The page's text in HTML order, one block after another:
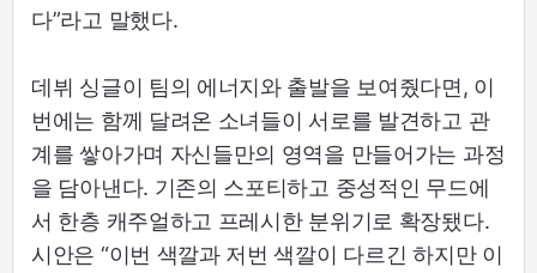
다”라고 말했다.
데뷔 싱글이 팀의 에너지와 출발을 보여줬다면, 이
번에는 함께 달려온 소녀들이 서로를 발견하고 관
계를 쌓아가며 자신들만의 영역을 만들어가는 과정
을 담아낸다. 기존의 스포티하고 중성적인 무드에
서 한층 캐주얼하고 프레시한 분위기로 확장됐다.
시안은 “이번 색깔과 저번 색깔이 다르긴 하지만 이